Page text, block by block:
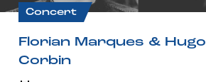
Concert
Florian Marques & Hugo
Corbin